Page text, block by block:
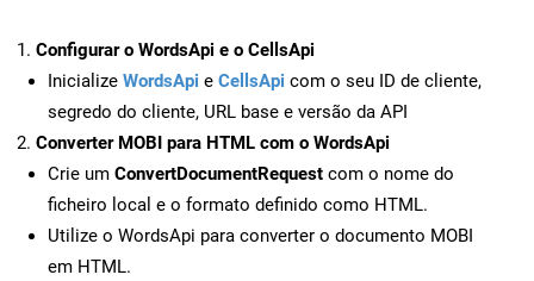
Configurar o WordsApi e o CellsApi
Inicialize WordsApi e CellsApi com o seu ID de cliente,
segredo do cliente, URL base e versão da API
Converter MOBI para HTML com o WordsApi
Crie um ConvertDocumentRequest com o nome do
ficheiro local e o formato definido como HTML.
Utilize o WordsApi para converter o documento MOBI
em HTML.